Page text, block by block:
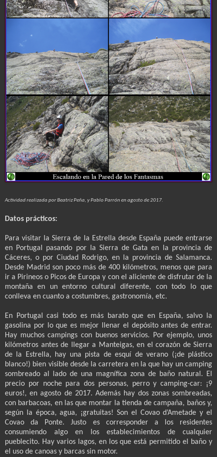
Actividad realizada por Beatriz Peña, y Pablo Parrón en agosto de 2017.
Datos prácticos:
Para visitar la Sierra de la Estrella desde España puede entrarse
en Portugal pasando por la Sierra de Gata en la provincia de
Cáceres, o por Ciudad Rodrigo, en la provincia de Salamanca.
Desde Madrid son poco más de 400 kilómetros, menos que para
ir a Pirineos o Picos de Europa y con el aliciente de disfrutar de la
montaña en un entorno cultural diferente, con todo lo que
conlleva en cuanto a costumbres, gastronomía, etc.
En Portugal casi todo es más barato que en España, salvo la
gasolina por lo que es mejor llenar el depósito antes de entrar.
Hay muchos campings con buenos servicios. Por ejemplo, unos
kilómetros antes de llegar a Manteigas, en el corazón de Sierra
de la Estrella, hay una pista de esquí de verano (¡de plástico
blanco!) bien visible desde la carretera en la que hay un camping
sombreado al lado de una magnífica zona de baño natural. El
precio por noche para dos personas, perro y camping-car: ¡9
euros!, en agosto de 2017. Además hay dos zonas sombreadas,
con barbacoas, en las que montar la tienda de campaña, baños y,
según la época, agua, ¡gratuitas! Son el Covao d’Ametade y el
Covao da Ponte. Justo es corresponder a los residentes
consumiendo algo en los establecimientos de cualquier
pueblecito. Hay varios lagos, en los que está permitido el baño y
el uso de canoas y barcas sin motor.